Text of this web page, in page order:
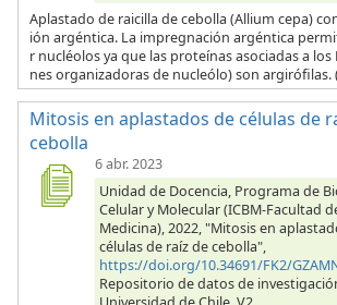
Aplastado de raicilla de cebolla (Allium cepa)
ión argéntica. La impregnación argéntica
r nucléolos ya que las proteínas asociadas a los
nes organizadoras de nucleólo) son argirófilas.
Mitosis en aplastados de células de
cebolla
6 abr. 2023
Unidad de Docencia, Programa de
Celular y Molecular (ICBM-Facultad
Medicina), 2022, "Mitosis en
células de raíz de cebolla",
https://doi.org/10.34691/FK2/
Repositorio de datos de